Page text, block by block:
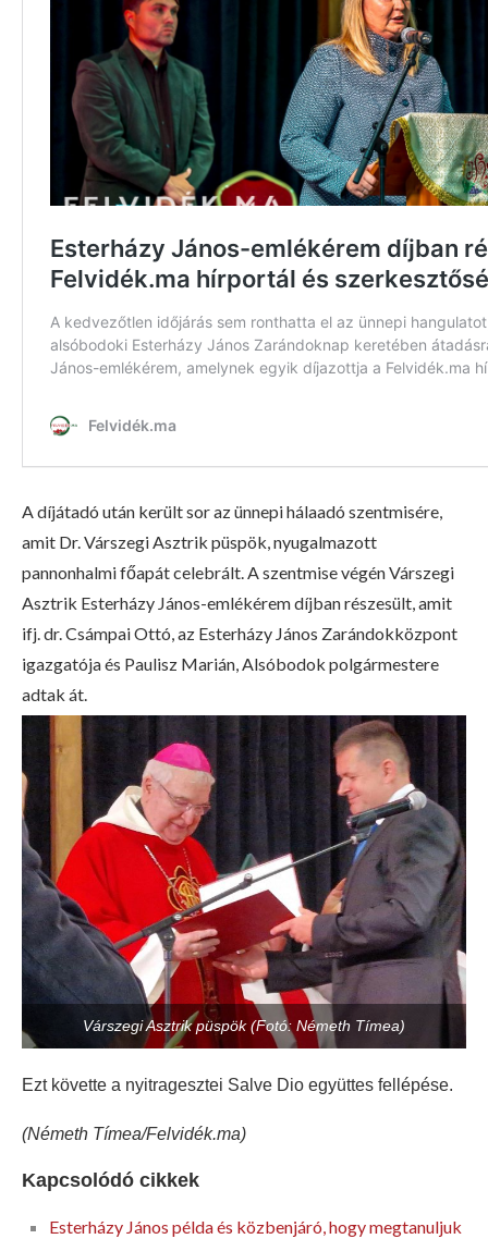
A díjátadó után került sor az ünnepi hálaadó szentmisére,
amit Dr. Várszegi Asztrik püspök, nyugalmazott
pannonhalmi főapát celebrált. A szentmise végén Várszegi
Asztrik Esterházy János-emlékérem díjban részesült, amit
ifj. dr. Csámpai Ottó, az Esterházy János Zarándokközpont
igazgatója és Paulisz Marián, Alsóbodok polgármestere
adtak át.
Várszegi Asztrik püspök (Fotó: Németh Tímea)
Ezt követte a nyitragesztei Salve Dio együttes fellépése.
(Németh Tímea/Felvidék.ma)
Kapcsolódó cikkek
Esterházy János példa és közbenjáró, hogy megtanuljuk